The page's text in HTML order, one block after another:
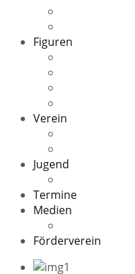
Figuren
Verein
Jugend
Termine
Medien
Förderverein